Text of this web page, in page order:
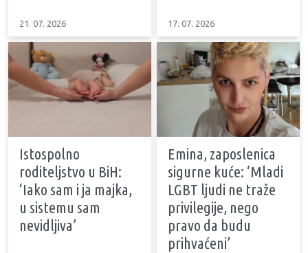
21. 07. 2026 17. 07. 2026
Istospolno
roditeljstvo u BiH:
‘Iako sam i ja majka,
u sistemu sam
nevidljiva’
Emina, zaposlenica
sigurne kuće: ‘Mladi
LGBT ljudi ne traže
privilegije, nego
pravo da budu
prihvaćeni’